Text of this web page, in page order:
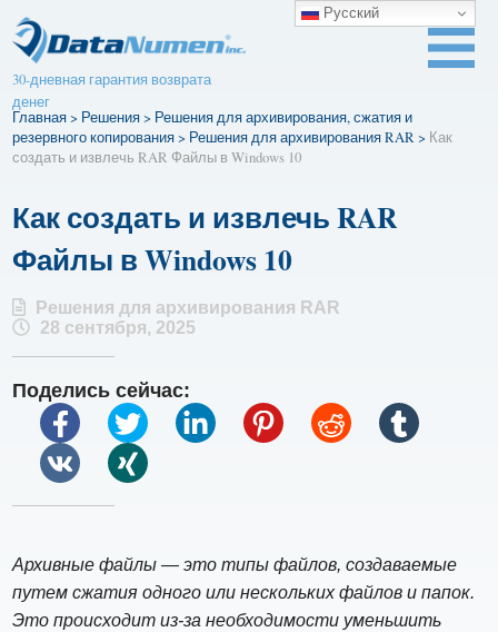
30-дневная гарантия возврата
денег
Главная> Решения> Решения для архивирования, сжатия и
резервного копирования> Решения для архивирования RAR> Как
создать и извлечь RAR Файлы в Windows 10
Как создать и извлечь RAR
Файлы в Windows 10
Решения для архивирования RAR
28 сентября, 2025
Поделись сейчас:
Архивные файлы — это типы файлов, создаваемые
путем сжатия одного или нескольких файлов и папок.
Это происходит из-за необходимости уменьшить
Русский